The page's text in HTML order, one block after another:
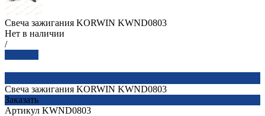
Свеча зажигания KORWIN KWND0803
Нет в наличии
/
Свеча зажигания KORWIN KWND0803
Заказать
Артикул KWND0803